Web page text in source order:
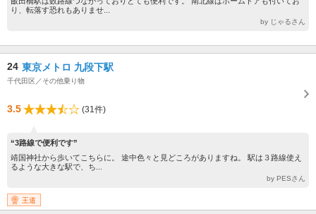
り、転落す恐れもありませ...
by じゃるさん
24 東京メトロ 九段下駅
千代田区／その他乗り物
3.5 (31件)
“3路線で便利です”
靖国神社から歩いてこちらに。 途中色々と見どころがありますね。 駅は３路線使え
るような大きな駅で、ち...
by PESさん
王道